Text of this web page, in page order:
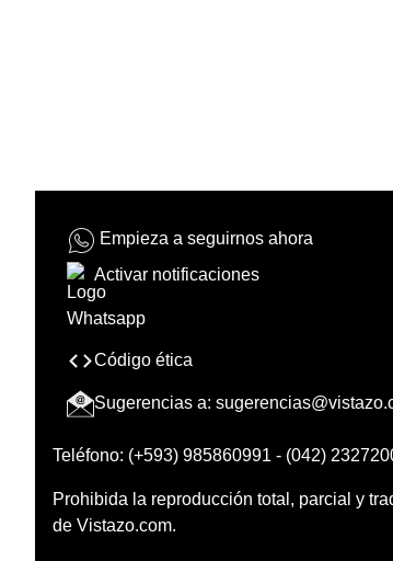
Empieza a seguirnos ahora
Activar notificaciones
Código ética
Sugerencias a:
Teléfono: (+593) 985860991 - (042)
Prohibida la reproducción total, parcial y
de Vistazo.com.